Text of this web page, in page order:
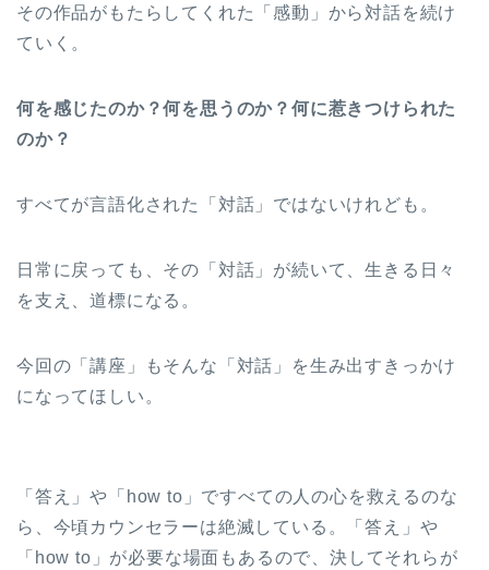
その作品がもたらしてくれた「感動」から対話を続け
ていく。
何を感じたのか？何を思うのか？何に惹きつけられた
のか？
すべてが言語化された「対話」ではないけれども。
日常に戻っても、その「対話」が続いて、生きる日々
を支え、道標になる。
今回の「講座」もそんな「対話」を生み出すきっかけ
になってほしい。
「答え」や「how to」ですべての人の心を救えるのな
ら、今頃カウンセラーは絶滅している。「答え」や
「how to」が必要な場面もあるので、決してそれらが